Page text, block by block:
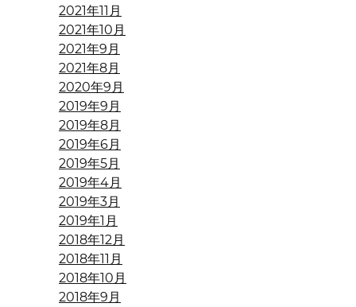
2021年11月
2021年10月
2021年9月
2021年8月
2020年9月
2019年9月
2019年8月
2019年6月
2019年5月
2019年4月
2019年3月
2019年1月
2018年12月
2018年11月
2018年10月
2018年9月